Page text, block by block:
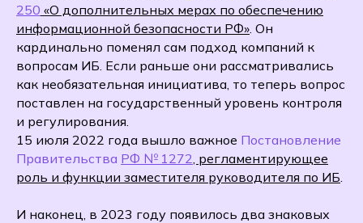
250 «О дополнительных мерах по обеспечению
информационной безопасности РФ». Он
кардинально поменял сам подход компаний к
вопросам ИБ. Если раньше они рассматривались
как необязательная инициатива, то теперь вопрос
поставлен на государственный уровень контроля
и регулирования.
15 июля 2022 года вышло важное Постановление
Правительства РФ № 1272, регламентирующее
роль и функции заместителя руководителя по ИБ.
И наконец, в 2023 году появилось два знаковых